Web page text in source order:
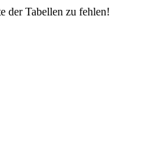
der Tabellen zu fehlen!